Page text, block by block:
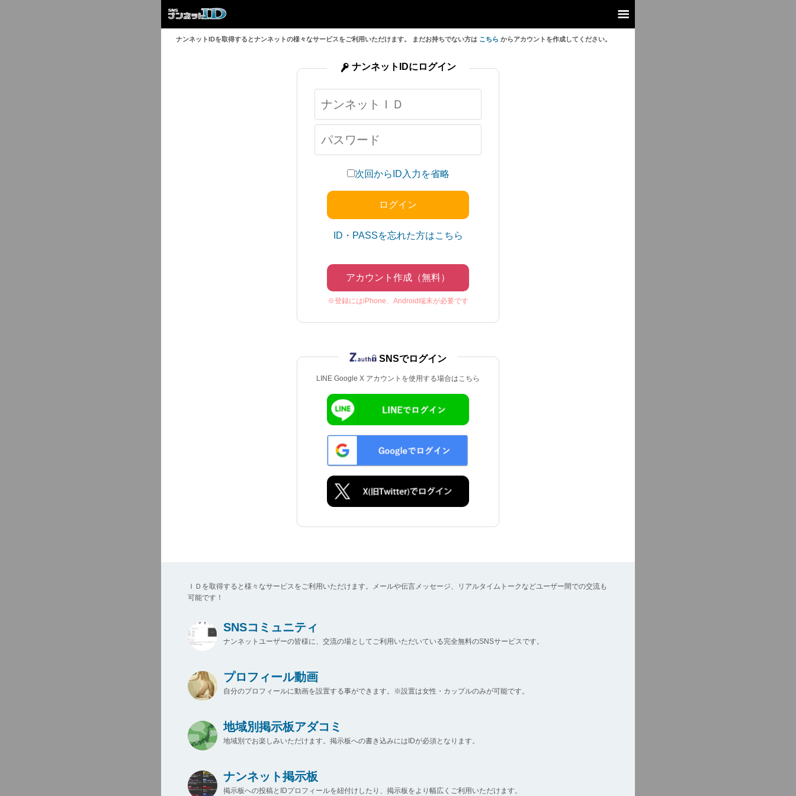
ナンネットIDを取得するとナンネットの様々なサービスをご利用いただけます。 まだお持ちでない方は こちら からアカウントを作成してください。
次回からID入力を省略
ID・PASSを忘れた方はこちら
アカウント作成（無料）
※登録にはiPhone、Android端末が必要です
ナンネットIDにログイン
LINE Google X アカウントを使用する場合はこちら
SNSでログイン
ＩＤを取得すると様々なサービスをご利用いただけます。メールや伝言メッセージ、リアルタイムトークなどユーザー間での交流も
可能です！
SNSコミュニティ
ナンネットユーザーの皆様に、交流の場としてご利用いただいている完全無料のSNSサービスです。
プロフィール動画
自分のプロフィールに動画を設置する事ができます。※設置は女性・カップルのみが可能です。
地域別掲示板アダコミ
地域別でお楽しみいただけます。掲示板への書き込みにはIDが必須となります。
ナンネット掲示板
掲示板への投稿とIDプロフィールを紐付けしたり、掲示板をより幅広くご利用いただけます。